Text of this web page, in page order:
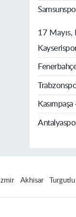
17 Mayıs,
İzmir Akhisar Turgutlu